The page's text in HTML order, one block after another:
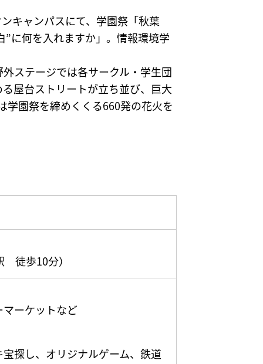
キャンパスにて、学園祭「秋葉
に何を入れますか」。情報環境学
ステージでは各サークル・学生団
屋台ストリートが立ち並び、巨大
学園祭を締めくくる660発の花火を
徒歩10分）
ーケットなど
探し、オリジナルゲーム、鉄道